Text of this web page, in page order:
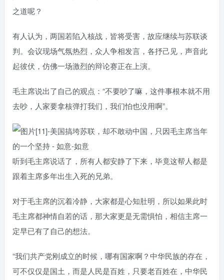
之道呢？
有人认为，两国若陷入核战，皆将受害，故应继续与苏联谈
判。会议现场气氛热烈，众人争相发言，各抒己见，声音此
起彼伏，仿佛一场激烈的辩论赛正在上演。
毛主席说出了自己的观点：“不要吵了嘛，这件事根本就不用
去吵，人家要拿核弹打我们，我们怕也没用啊”。
听到毛主席说话了，所有人都安静了下来，毕竟这帮人都是
跟着主席多年出生入死的兄弟。
对于毛主席的沉着冷静，大家都是心知肚明，所以如果此时
毛主席都神情自若的话，那大家更是无需惧怕，相信主席一
定早已有了自己的想法。
“我们共产党刚成立的时候，哪有国家啊？中华民族的存在，
可不仅仅是国土，而是人民是百姓，只要老百姓在，中华民